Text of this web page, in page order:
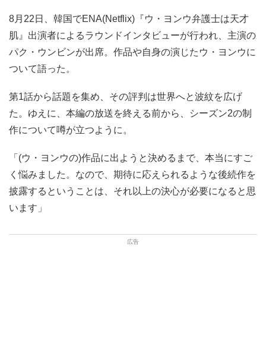
8月22日、韓国でENA(Netflix)『ウ・ヨンウ弁護士は天才
肌』出演者によるラウンドインタビューが行われ、主演の
パク・ウンビンが出席。作品や自身の演じたウ・ヨンウに
ついて語った。
第1話から話題を集め、その評判は世界へと波紋を広げ
た。ゆえに、本編の放送を終える前から、シーズン2の制
作について噂が立つように。
「(ウ・ヨンウの)作品に出ようと決めるまで、本当にすご
く悩みました。なので、期待に応えられるような後続作を
披露するということは、それ以上の決心が必要になると思
います」